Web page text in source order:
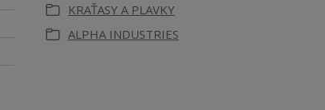
KRAŤASY A PLAVKY
ALPHA INDUSTRIES